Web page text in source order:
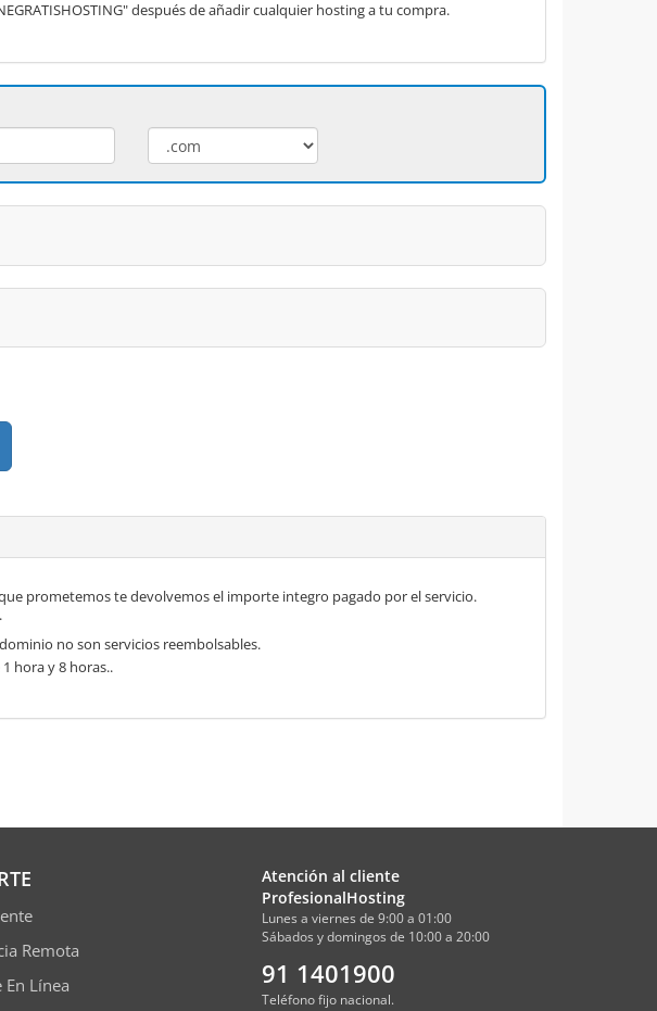
después de añadir cualquier hosting a tu compra.
prometemos te devolvemos el importe integro pagado por el servicio.
no son servicios reembolsables.
hora y 8 horas..
Remota
En Línea
Atención al cliente
ProfesionalHosting
Lunes a viernes de 9:00 a 01:00
Sábados y domingos de 10:00 a 20:00
91 1401900
Teléfono fijo nacional.